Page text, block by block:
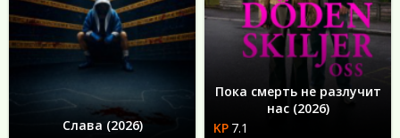
Слава (2026)
Пока смерть не разлучит
нас (2026)
7.1